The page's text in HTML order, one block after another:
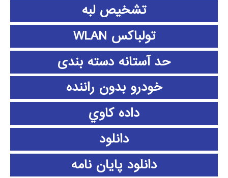
تشخیص لبه
تولباکس WLAN
حد آستانه دسته بندی
خودرو بدون راننده
داده كاوي
دانلود
دانلود پايان نامه